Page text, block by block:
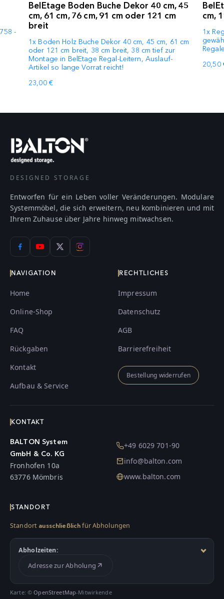
-
BelEtage Boden Buche Dekor 40 cm, 45
cm, 61 cm, 76 cm, 91 cm oder 121 cm
breit
1x Boden Holz Buche Dekor 40 cm, 45 cm, 61 cm
oder 121 cm breit, 38 cm breit, 38 cm tief zur
Montage in BelEtage Regal-Leitern, Auslauf-
Artikel so lange Vorrat reicht!
23,00 €
cm,
1x
20,50
DESIGNED STORAGE
Entworfen für ein Leben voller Veränderungen. Modulare
Systemmöbel, die sich erweitern, neu kombinieren und mit
Ihrem Zuhause über Jahre hinweg mitwachsen.
NAVIGATION
Home
Online-Shop
FAQ
Rückgaben
Kontakt
Aufbau & Service
RECHTLICHES
Impressum
Datenschutz
AGB
Barrierefreiheit
Bestellung widerrufen
KONTAKT
BALTON System
GmbH & Co. KG
Fronhofen 10a
63776 Mömbris
+49 6029 701-90
info@balton.com
www.balton.com
STANDORT
Standort ausschließlich für Abholungen
Abholzeiten:
Adresse zur Abholung
Karte: ©OpenStreetMap-Mitwirkende